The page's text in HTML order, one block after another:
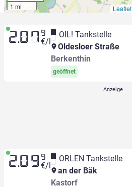
1 mi
Leaflet
2.07 9
€/l
OIL! Tankstelle
Oldesloer Straße
Berkenthin
geöffnet
2.09 9
€/l
ORLEN Tankstelle
an der Bäk
Kastorf